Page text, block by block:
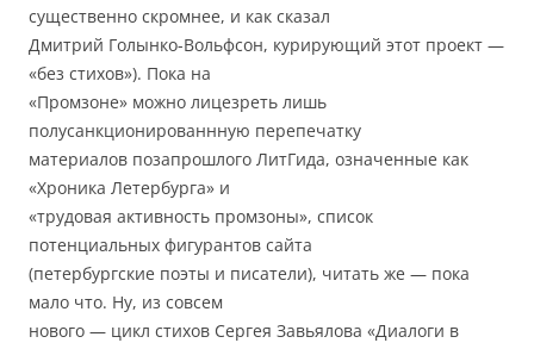
существенно скромнее, и как сказал
Дмитрий Голынко-Вольфсон, курирующий этот проект —
«без стихов»). Пока на
«Промзоне» можно лицезреть лишь
полусанкционированнную перепечатку
материалов позапрошлого ЛитГида, означенные как
«Хроника Летербурга» и
«трудовая активность промзоны», список
потенциальных фигурантов сайта
(петербургские поэты и писатели), читать же — пока
мало что. Ну, из совсем
нового — цикл стихов Сергея Завьялова «Диалоги в